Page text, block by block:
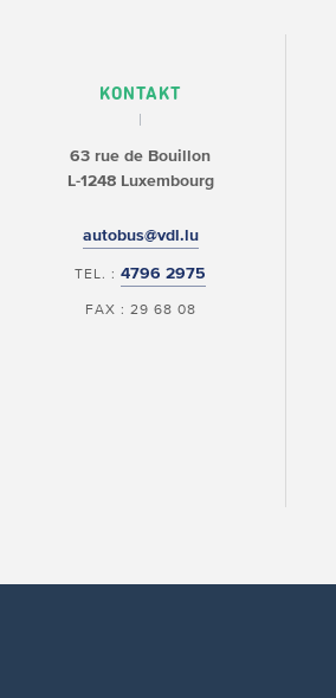
KONTAKT
63 rue de Bouillon
L-1248 Luxembourg
autobus@vdl.lu
TEL. :4796 2975
FAX : 29 68 08